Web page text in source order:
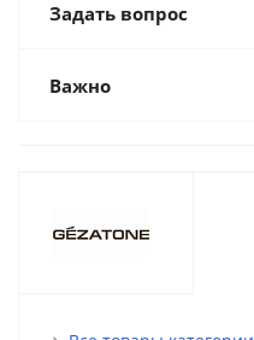
Задать вопрос
Важно